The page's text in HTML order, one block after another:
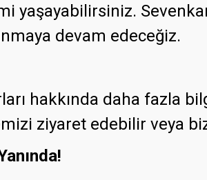
yaşayabilirsiniz.
devam edeceğiz.
hakkında daha fazla
ziyaret edebilir veya